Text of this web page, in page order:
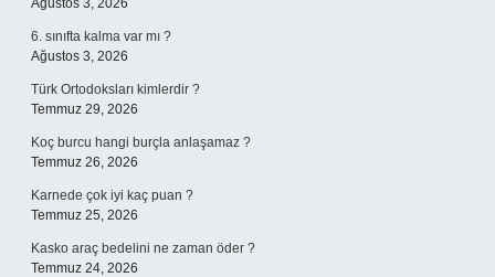
Ağustos 3, 2026
6. sınıfta kalma var mı ?
Ağustos 3, 2026
Türk Ortodoksları kimlerdir ?
Temmuz 29, 2026
Koç burcu hangi burçla anlaşamaz ?
Temmuz 26, 2026
Karnede çok iyi kaç puan ?
Temmuz 25, 2026
Kasko araç bedelini ne zaman öder ?
Temmuz 24, 2026